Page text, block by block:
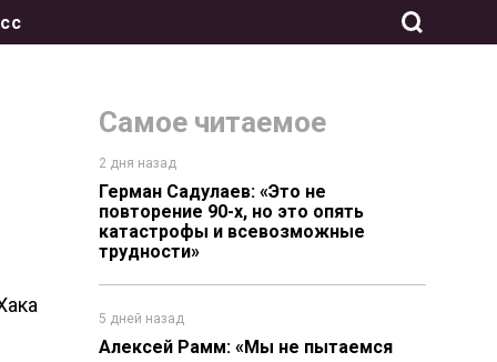
Самое читаемое
2 дня назад
Герман Садулаев: «Это не
повторение 90-х, но это опять
катастрофы и всевозможные
трудности»
5 дней назад
Алексей Рамм: «Мы не пытаемся